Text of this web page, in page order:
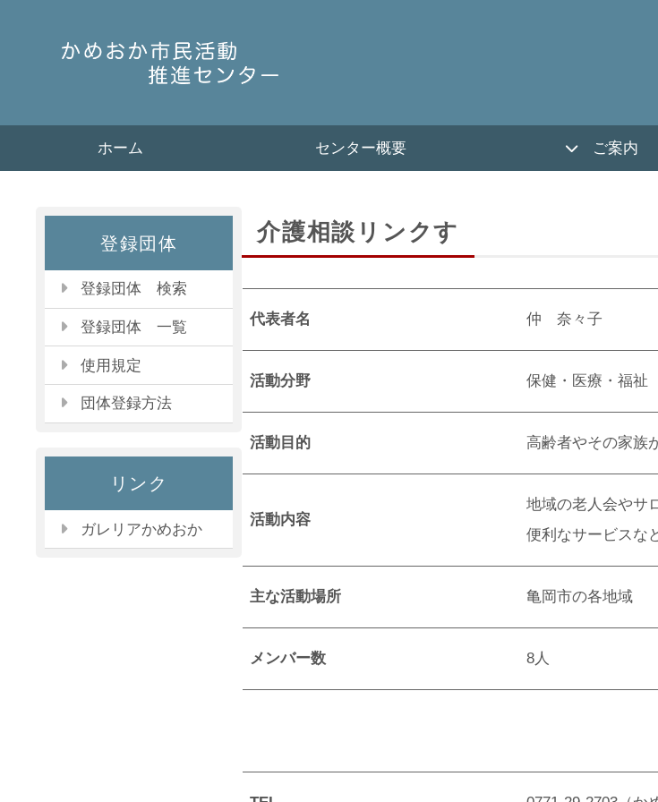
ホーム センター概要 ご案内
介護相談リンクす
代表者名 仲 奈々子
活動分野 保健・医療・福祉
活動目的 高齢者やその家族
活動内容
地域の老人会やサ
便利なサービスな
主な活動場所 亀岡市の各地域
メンバー数 8人
登録団体
登録団体 検索
登録団体 一覧
使用規定
団体登録方法
リンク
ガレリアかめおか